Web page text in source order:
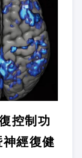
控制功
經復健